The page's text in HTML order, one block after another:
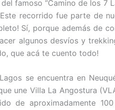
famoso “Camino de los 7
recorrido fue parte de
Sí, porque además de
algunos desvíos y
que acá te cuento todo!
se encuentra en
une Villa La Angostura
de aproximadamente